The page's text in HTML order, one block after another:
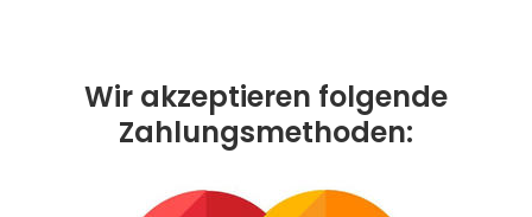
Wir akzeptieren folgende
Zahlungsmethoden: